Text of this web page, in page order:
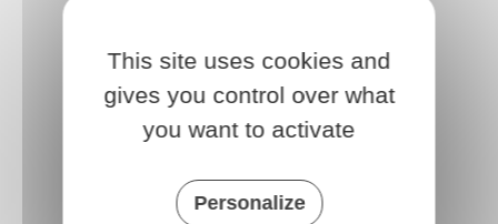
07.66.76.43.49
site:https://www.parenthese-tinyhouse.fr/
reservation@parenthese-tinyhouse.fr
This site uses cookies and
gives you control over what
you want to activate
Personalize